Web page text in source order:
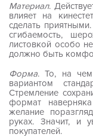
Материал.
влияет на
сделать
сгибаемость,
листовкой особо
должно быть
Форма. То, на чем
вариантом
Стремление
формат
желание
руках. Значит, и
покупателей.